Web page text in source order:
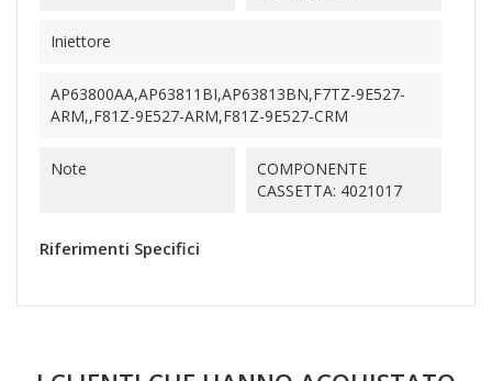
Iniettore
AP63800AA,AP63811BI,AP63813BN,F7TZ-9E527-
ARM,,F81Z-9E527-ARM,F81Z-9E527-CRM
Note
COMPONENTE
CASSETTA: 4021017
Riferimenti Specifici